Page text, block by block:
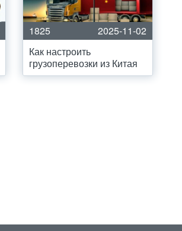
1825
2025-11-02
Как настроить
грузоперевозки из Китая